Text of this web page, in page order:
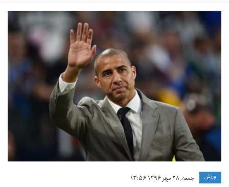
trezeguet.jpg
ورزش جمعه, ۲۸ مهر ۱۳۹۶ ۱۳:۵۶